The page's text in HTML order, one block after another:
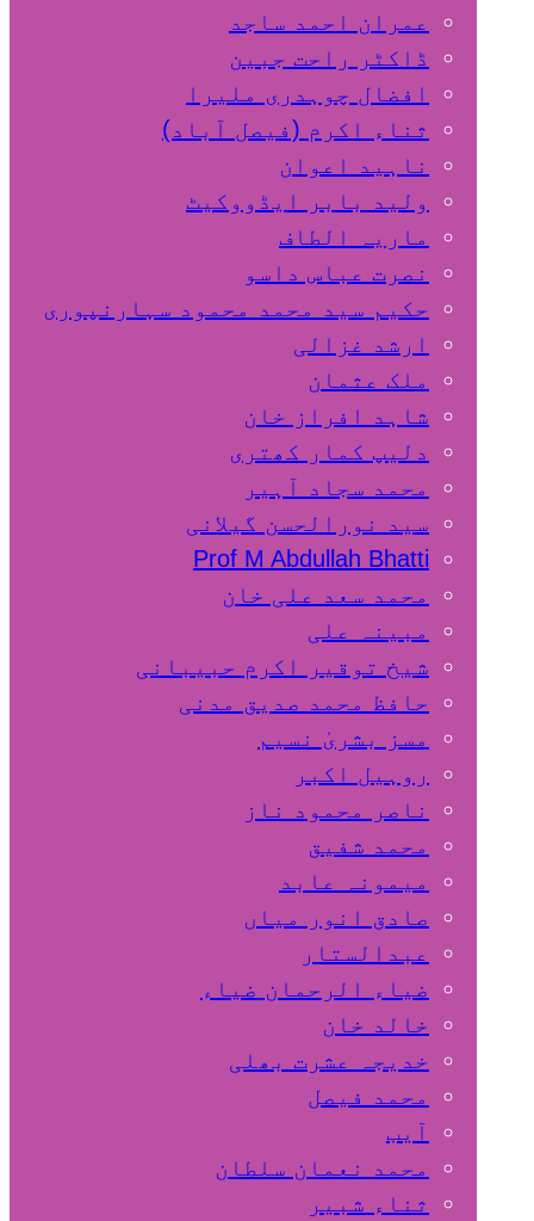
عمران احمد ساجد
ڈاکٹر راحت جبین
افضال چوہدری ملیرا
ثناء اکرم (فیصل آباد)
ناہید اعوان
ولید بابر ایڈووکیٹ
ماریہ الطاف
نصرت عباس داسو
حکیم سید محمد محمود سہارنپوری
ارشد غزالی
ملک عثمان
شاہد افراز خان
دلیپ کمار کھتری
محمد سجاد آہیر
سید نورالحسن گیلانی
Prof M Abdullah Bhatti
محمد سعد علی خان
مبینہ علی
شیخ توقیر اکرم حبیبانی
حافظ محمد صدیق مدنی
مسز بشریٰ نسیم
روہیل اکبر
ناصر محمود ناز
محمد شفیق
میمونہ عابد
صادق انور میاں
عبدالستار
ضیاء الرحمان ضیاء
خالد خان
خدیجہ عشرت بھلی
محمد فیصل
آیب
محمد نعمان سلطان
ثناء شبیر